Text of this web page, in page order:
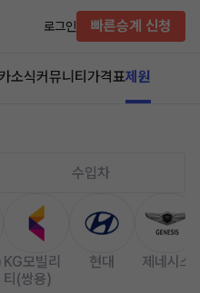
로그인 빠른승계 신청
소식커뮤니티 가격표제원
수입차
KG모빌리
티(쌍용)
현대 제네시스